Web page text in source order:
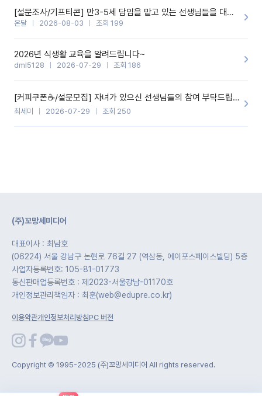
[설문조사/기프티콘] 만3-5세 담임을 맡고 있는 선생님들을 대상으로 설문조사를 합니다!
온달 2026-08-03 조회 199
2026년 식생활 교육을 알려드립니다~
dml5128 2026-07-29 조회 186
[커피쿠폰☕️/설문모집] 자녀가 있으신 선생님들의 참여 부탁드립니다!!
최세미 2026-07-29 조회 250
(주)꼬망세미디어
대표이사 : 최남호
(06224) 서울 강남구 논현로 76길 27 (역삼동, 에이포스페이스빌딩) 5층
사업자등록번호: 105-81-01773
통신판매업등록번호 : 제2023-서울강남-01170호
개인정보관리책임자 : 최훈(web@edupre.co.kr)
이용약관개인정보처리방침PC 버전
Copyright © 1995-2025 (주)꼬망세미디어 All rights reserved.